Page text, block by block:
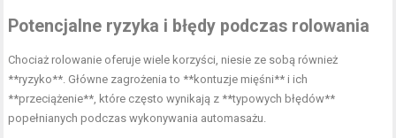
Potencjalne ryzyka i błędy podczas rolowania
Chociaż rolowanie oferuje wiele korzyści, niesie ze sobą również
**ryzyko**. Główne zagrożenia to **kontuzje mięśni** i ich
**przeciążenie**, które często wynikają z **typowych błędów**
popełnianych podczas wykonywania automasażu.